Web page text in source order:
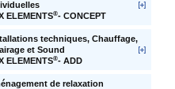
ELEMENTS®- CONCEPT
techniques, Chauffage,
et Sound
ELEMENTS®- ADD
de relaxation